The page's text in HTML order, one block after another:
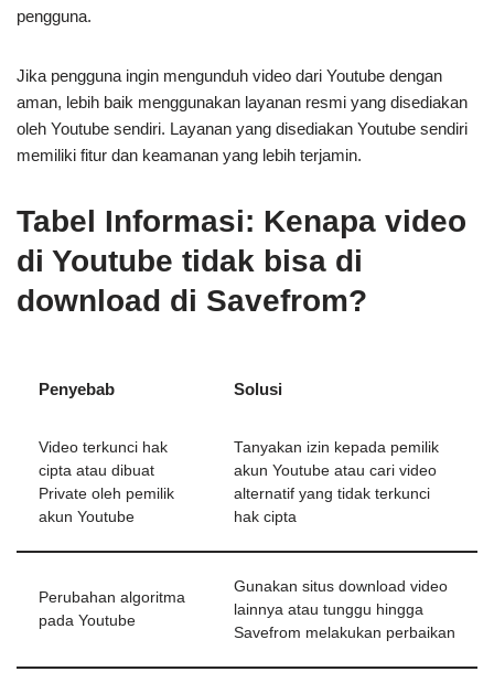
pengguna.
Jika pengguna ingin mengunduh video dari Youtube dengan
aman, lebih baik menggunakan layanan resmi yang disediakan
oleh Youtube sendiri. Layanan yang disediakan Youtube sendiri
memiliki fitur dan keamanan yang lebih terjamin.
Tabel Informasi: Kenapa video
di Youtube tidak bisa di
download di Savefrom?
Penyebab Solusi
Video terkunci hak
cipta atau dibuat
Private oleh pemilik
akun Youtube
Tanyakan izin kepada pemilik
akun Youtube atau cari video
alternatif yang tidak terkunci
hak cipta
Perubahan algoritma
pada Youtube
Gunakan situs download video
lainnya atau tunggu hingga
Savefrom melakukan perbaikan